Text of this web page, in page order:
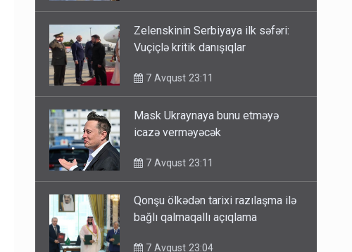
Zelenskinin Serbiyaya ilk səfəri:
Vuçiçlə kritik danışıqlar
7 Avqust 23:11
Mask Ukraynaya bunu etməyə
icazə verməyəcək
7 Avqust 23:11
Qonşu ölkədən tarixi razılaşma ilə
bağlı qalmaqallı açıqlama
7 Avqust 23:04